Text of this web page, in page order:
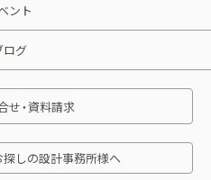
ント
ログ
せ・資料請求
しの設計事務所様へ